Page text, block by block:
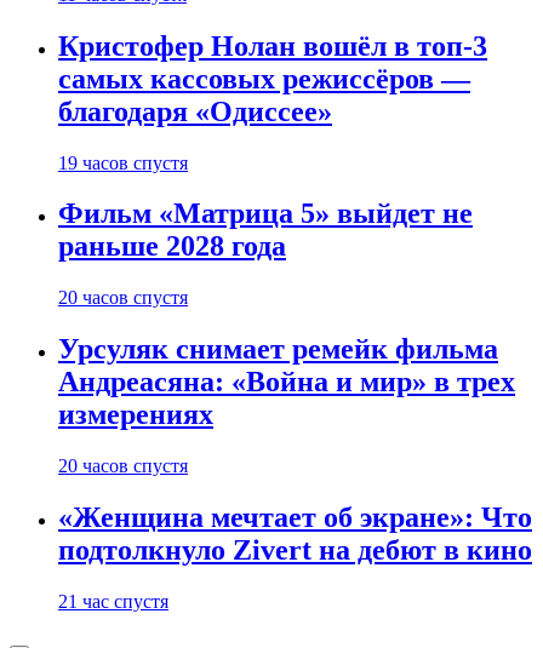
Кристофер Нолан вошёл в топ-3
самых кассовых режиссёров —
благодаря «Одиссее»
19 часов спустя
Фильм «Матрица 5» выйдет не
раньше 2028 года
20 часов спустя
Урсуляк снимает ремейк фильма
Андреасяна: «Война и мир» в трех
измерениях
20 часов спустя
«Женщина мечтает об экране»: Что
подтолкнуло Zivert на дебют в кино
21 час спустя